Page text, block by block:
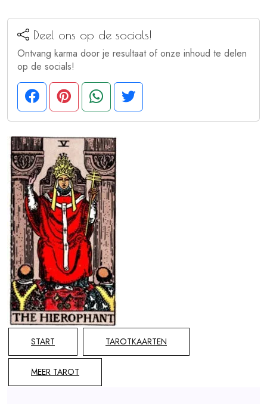
Deel ons op de socials!
Ontvang karma door je resultaat of onze inhoud te delen
op de socials!
START TAROTKAARTEN
MEER TAROT